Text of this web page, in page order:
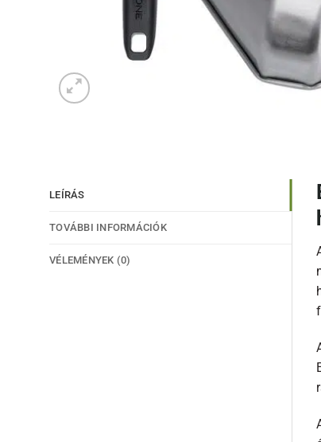
LEÍRÁS
TOVÁBBI INFORMÁCIÓK
VÉLEMÉNYEK (0)